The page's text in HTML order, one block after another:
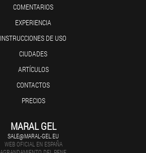
COMENTARIOS
EXPERIENCIA
INSTRUCCIONES DE USO
CIUDADES
ARTÍCULOS
CONTACTOS
PRECIOS
MARAL GEL
SALE@MARAL-GEL.EU
WEB OFICIAL EN ESPAÑA